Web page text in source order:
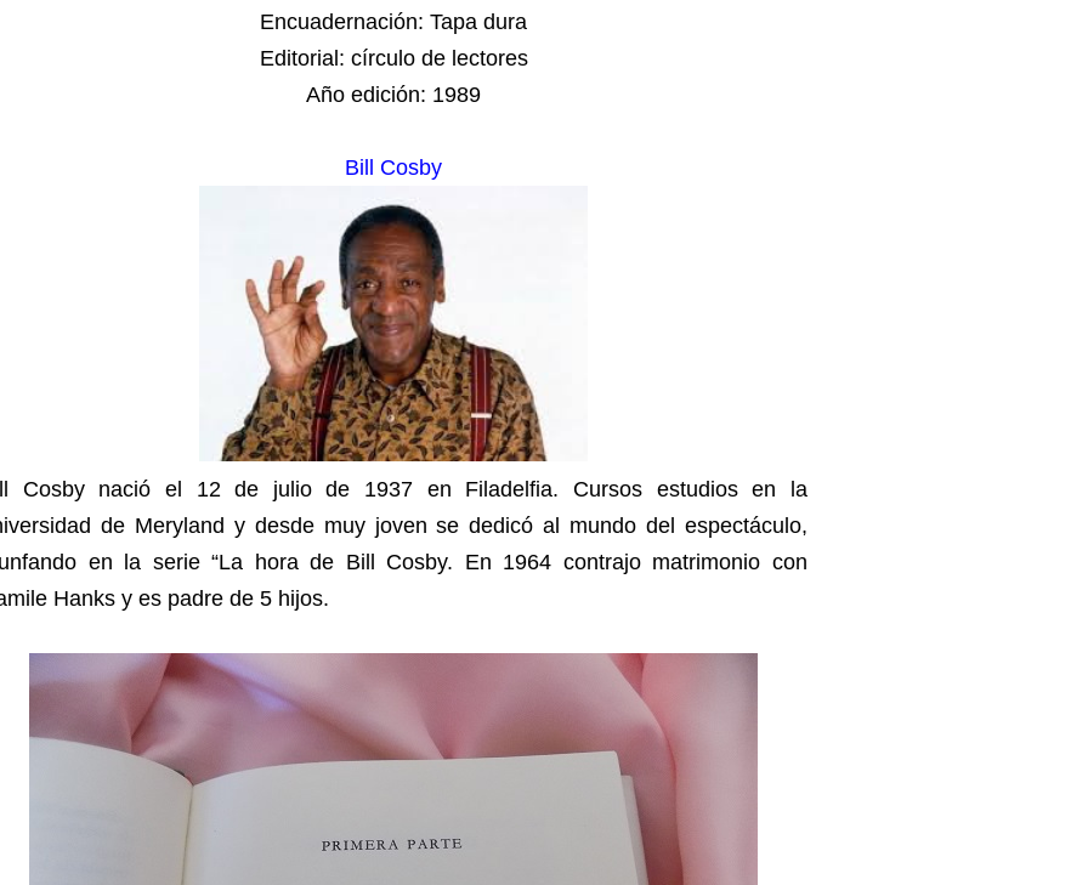
Encuadernación: Tapa dura
Editorial: círculo de lectores
Año edición: 1989
Bill Cosby
Cosby nació el 12 de julio de 1937 en Filadelfia. Cursos estudios en la
de Meryland y desde muy joven se dedicó al mundo del espectáculo,
en la serie “La hora de Bill Cosby. En 1964 contrajo matrimonio con
Hanks y es padre de 5 hijos.